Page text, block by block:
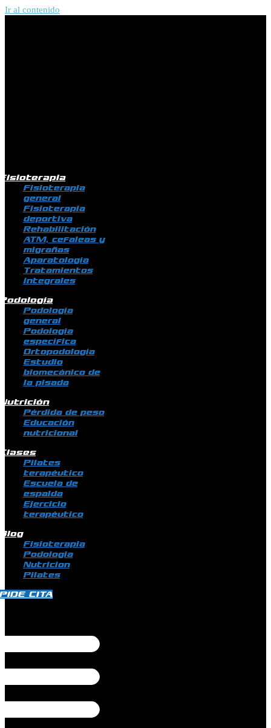
Ir al contenido
Fisioterapia
general
Fisioterapia
deportiva
Rehabilitación
ATM, cefaleas y
migrañas
Aparatología
Tratamientos
integrales
Podología
general
Podología
específica
Ortopodología
Estudio
biomecánico de
la pisada
Pérdida de peso
Educación
nutricional
Pilates
terapéutico
Escuela de
espalda
Ejercicio
terapéutico
Fisioterapia
Podologia
Nutricion
Pilates
CITA